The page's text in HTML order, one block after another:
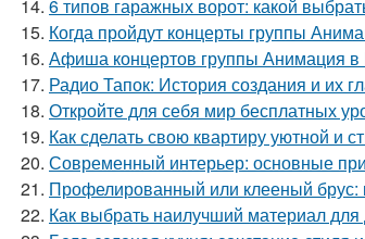
14. 6 типов гаражных ворот: какой
15. Когда пройдут концерты группы
16. Афиша концертов группы Анимация
17. Радио Тапок: История создания и их
18. Откройте для себя мир бесплатных
19. Как сделать свою квартиру уютной и
20. Современный интерьер: основные
21. Профелированный или клееный
22. Как выбрать наилучший материал для